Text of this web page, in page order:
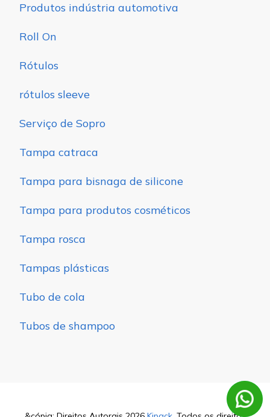
Produtos indústria automotiva
Roll On
Rótulos
rótulos sleeve
Serviço de Sopro
Tampa catraca
Tampa para bisnaga de silicone
Tampa para produtos cosméticos
Tampa rosca
Tampas plásticas
Tubo de cola
Tubos de shampoo